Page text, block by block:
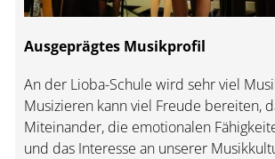
Ausgeprägtes Musikprofil
An der Lioba-Schule wird sehr viel
Musizieren kann viel Freude bereiten,
Miteinander, die emotionalen
und das Interesse an unserer